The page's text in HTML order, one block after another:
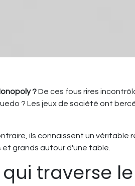
?De ces fous rires
? Les jeux de société ont
ils connaissent un véritable
grands autour d'une table.
traverse